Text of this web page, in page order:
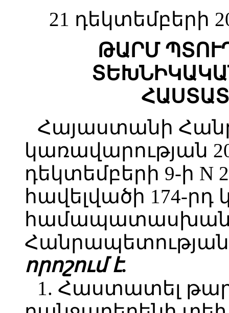
21 դեկտեմբերի
ԹԱՐՄ
Հայաստանի
կառավարության
դեկտեմբերի 9-ի N
հավելվածի 174-րդ
Հանրապետության
որոշում է.
1. Հաստատել